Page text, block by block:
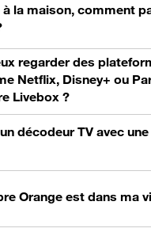
à la maison, comment
regarder des
Netflix, Disney+ ou
Livebox ?
décodeur TV avec
Orange est dans ma